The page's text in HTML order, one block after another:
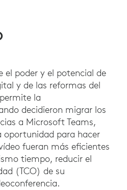
el poder y el potencial de
y de las reformas del
la
decidieron migrar los
a Microsoft Teams,
oportunidad para hacer
fueran más eficientes
tiempo, reducir el
(TCO) de su